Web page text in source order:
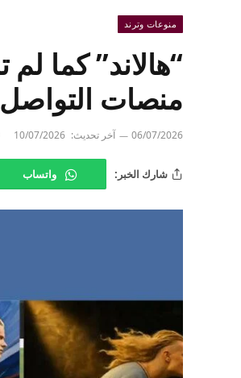
منوعات وترند
“هالاند” كما
منصات التواصل
06/07/2026 آخر تحديث: 10/07/2026
شارك الخبر: واتساب